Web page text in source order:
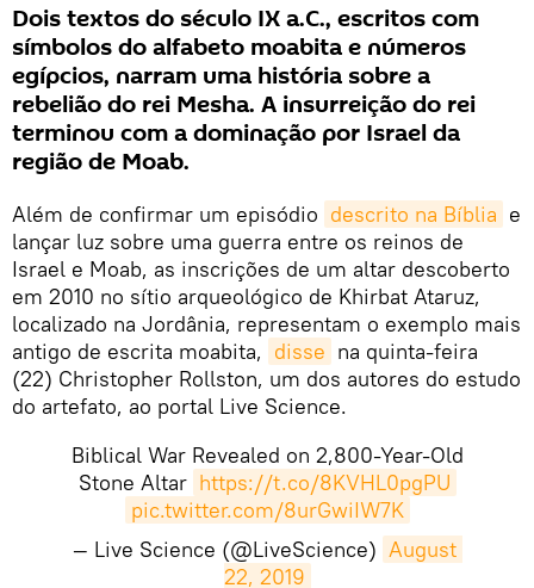
Dois textos do século IX a.C., escritos com
símbolos do alfabeto moabita e números
egípcios, narram uma história sobre a
rebelião do rei Mesha. A insurreição do rei
terminou com a dominação por Israel da
região de Moab.
Além de confirmar um episódio descrito na Bíblia e
lançar luz sobre uma guerra entre os reinos de
Israel e Moab, as inscrições de um altar descoberto
em 2010 no sítio arqueológico de Khirbat Ataruz,
localizado na Jordânia, representam o exemplo mais
antigo de escrita moabita, disse na quinta-feira
(22) Christopher Rollston, um dos autores do estudo
do artefato, ao portal Live Science.
Biblical War Revealed on 2,800-Year-Old
Stone Altar https://t.co/8KVHL0pgPU
pic.twitter.com/8urGwiIW7K
— Live Science (@LiveScience) August
22, 2019